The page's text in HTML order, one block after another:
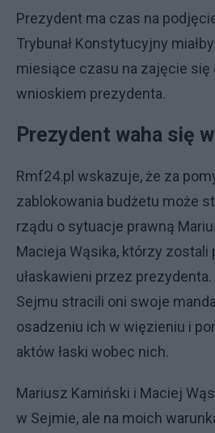
Prezydent ma czas na
Trybunał Konstytucyjny
miesiące czasu na zajęcie się
wnioskiem prezydenta.
Prezydent waha się
Rmf24.pl wskazuje, że za
zablokowania budżetu może
rządu o sytuacje prawną
Macieja Wąsika, którzy zostali
ułaskawieni przez prezydenta.
Sejmu stracili oni swoje
osadzeniu ich w więzieniu i
aktów łaski wobec nich.
Mariusz Kamiński i Maciej
w Sejmie, ale na moich